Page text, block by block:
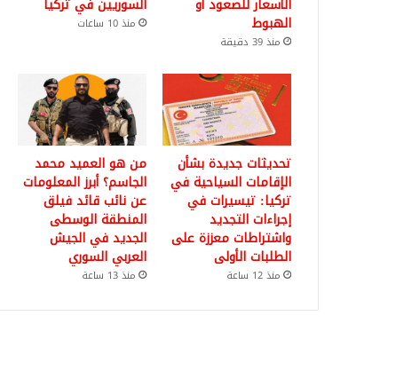
الهبوط
منذ 39 دقيقة
منذ 10 ساعات
تحديثات جديدة بشأن
الإقامات السياحية في
تركيا: تيسيرات في
إجراءات التجديد
واشتراطات معززة على
الطلبات الأولى
منذ 12 ساعة
من هو العميد محمد
الجاسم؟ أبرز المعلومات
عن نائب قائد فيلق
المنطقة الوسطى
الجديد في الجيش
العربي السوري
منذ 13 ساعة